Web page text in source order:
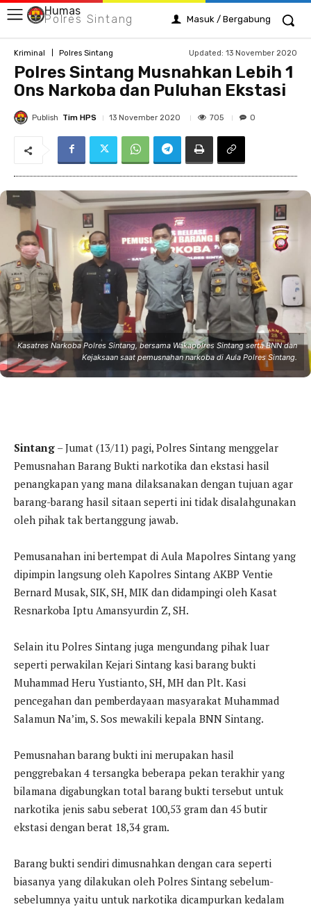
Humas
Polres Sintang Masuk / Bergabung
Kriminal Polres Sintang Updated: 13 November 2020
Polres Sintang Musnahkan Lebih 1
Ons Narkoba dan Puluhan Ekstasi
Publish Tim HPS 13 November 2020 705 0
Kasatres Narkoba Polres Sintang, bersama Wakapolres Sintang serta BNN dan
Kejaksaan saat pemusnahan narkoba di Aula Polres Sintang.
Sintang – Jumat (13/11) pagi, Polres Sintang menggelar
Pemusnahan Barang Bukti narkotika dan ekstasi hasil
penangkapan yang mana dilaksanakan dengan tujuan agar
barang-barang hasil sitaan seperti ini tidak disalahgunakan
oleh pihak tak bertanggung jawab.
Pemusanahan ini bertempat di Aula Mapolres Sintang yang
dipimpin langsung oleh Kapolres Sintang AKBP Ventie
Bernard Musak, SIK, SH, MIK dan didampingi oleh Kasat
Resnarkoba Iptu Amansyurdin Z, SH.
Selain itu Polres Sintang juga mengundang pihak luar
seperti perwakilan Kejari Sintang kasi barang bukti
Muhammad Heru Yustianto, SH, MH dan Plt. Kasi
pencegahan dan pemberdayaan masyarakat Muhammad
Salamun Na’im, S. Sos mewakili kepala BNN Sintang.
Pemusnahan barang bukti ini merupakan hasil
penggrebakan 4 tersangka beberapa pekan terakhir yang
bilamana digabungkan total barang bukti tersebut untuk
narkotika jenis sabu seberat 100,53 gram dan 45 butir
ekstasi dengan berat 18,34 gram.
Barang bukti sendiri dimusnahkan dengan cara seperti
biasanya yang dilakukan oleh Polres Sintang sebelum-
sebelumnya yaitu untuk narkotika dicampurkan kedalam